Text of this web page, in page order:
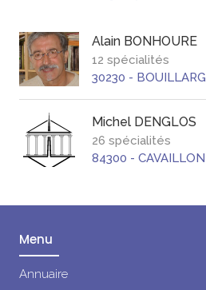
Alain BONHOURE
12 spécialités
30230 -
Michel DENGLOS
26 spécialités
84300 - CAVAILLON
Menu
Annuaire